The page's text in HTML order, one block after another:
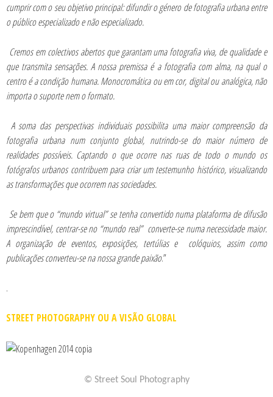
cumprir com o seu objetivo principal: difundir o género de fotografia urbana entre
o público especializado e não especializado.
Cremos em colectivos abertos que garantam uma fotografia viva, de qualidade e
que transmita sensações. A nossa premissa é a fotografia com alma, na qual o
centro é a condição humana. Monocromática ou em cor, digital ou analógica, não
importa o suporte nem o formato.
A soma das perspectivas individuais possibilita uma maior compreensão da
fotografia urbana num conjunto global, nutrindo-se do maior número de
realidades possíveis. Captando o que ocorre nas ruas de todo o mundo os
fotógrafos urbanos contribuem para criar um testemunho histórico, visualizando
as transformações que ocorrem nas sociedades.
Se bem que o “mundo virtual” se tenha convertido numa plataforma de difusão
imprescindível, centrar-se no “mundo real” converte-se numa necessidade maior.
A organização de eventos, exposições, tertúlias e colóquios, assim como
publicações converteu-se na nossa grande paixão.”
.
STREET PHOTOGRAPHY OU A VISÃO GLOBAL
© Street Soul Photography